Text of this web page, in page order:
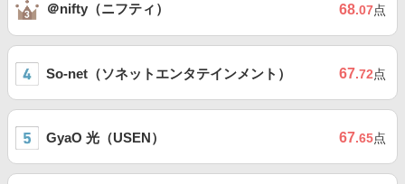
＠nifty（ニフティ） 68.07点
So-net（ソネットエンタテインメント） 67.72点
GyaO 光（USEN） 67.65点